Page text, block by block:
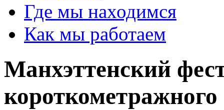
Где мы находимся
Как мы работаем
Манхэттенский